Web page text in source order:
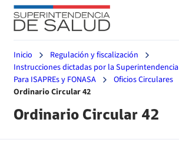
Inicio
Regulación y fiscalización
Instrucciones dictadas por la Superintendencia
Para ISAPREs y FONASA
Oficios Circulares
Ordinario Circular 42
Ordinario Circular 42